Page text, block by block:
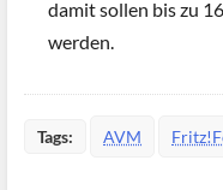
damit sollen bis zu
werden.
Tags: AVM